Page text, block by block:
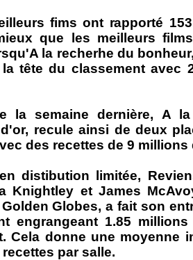
fims ont rapporté
que les meilleurs
la recherhe du
tête du classement avec
la semaine dernière, A
recule ainsi de deux
des recettes de 9 millions
distibution limitée,
Knightley et James
Globes, a fait son
engrangeant 1.85
Cela donne une moyenne
par salle.